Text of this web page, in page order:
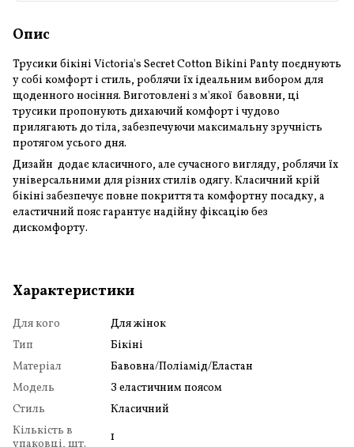
Опис
Трусики бікіні Victoria's Secret Cotton Bikini Panty поєднують
у собі комфорт і стиль, роблячи їх ідеальним вибором для
щоденного носіння. Виготовлені з м'якої бавовни, ці
трусики пропонують дихаючий комфорт і чудово
прилягають до тіла, забезпечуючи максимальну зручність
протягом усього дня.
Дизайн додає класичного, але сучасного вигляду, роблячи їх
універсальними для різних стилів одягу. Класичний крій
бікіні забезпечує повне покриття та комфортну посадку, а
еластичний пояс гарантує надійну фіксацію без
дискомфорту.
Характеристики
Для кого
Для жінок
Тип
Бікіні
Матеріал
Бавовна/Поліамід/Еластан
Модель
З еластичним поясом
Стиль
Класичний
Кількість в
упаковці, шт.
1